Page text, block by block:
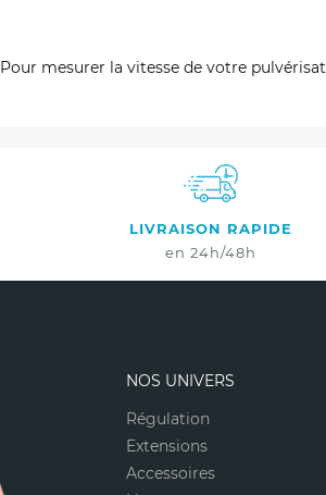
Pour mesurer la vitesse de votre
LIVRAISON RAPIDE
en 24h/48h
NOS UNIVERS
Régulation
Extensions
Accessoires
*A partir de 100€